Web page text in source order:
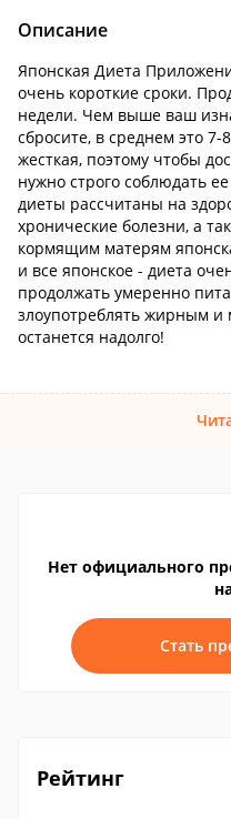
Описание
Японская Диета
очень короткие сроки.
недели. Чем выше ваш
сбросите, в среднем это
жесткая, поэтому чтобы
нужно строго соблюдать
диеты рассчитаны на
хронические болезни, а
кормящим матерям
и все японское - диета
продолжать умеренно
злоупотреблять жирным и
останется надолго!
Нет официального
Стать
Рейтинг